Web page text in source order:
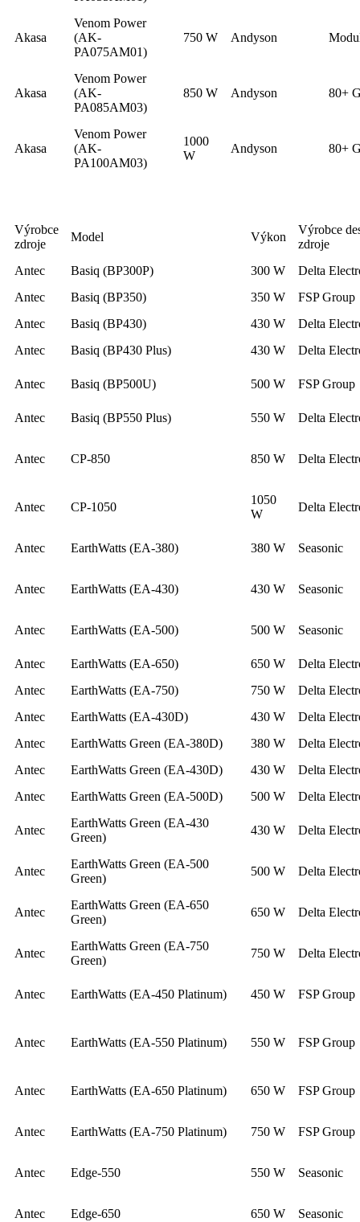
Akasa
Venom Power
(AK-
PA075AM01)
750 W Andyson
Akasa
Venom Power
(AK-
PA085AM03)
850 W Andyson 80+
Akasa
Venom Power
(AK-
PA100AM03)
1000
W
Andyson 80+
Výrobce
zdroje
Model Výkon
Výrobce
zdroje
Antec
Basiq (BP300P) 300 W
Delta
Antec
Basiq (BP350) 350 W
FSP Group
Antec
Basiq (BP430) 430 W
Delta
Antec
Basiq (BP430 Plus) 430 W Delta
Antec Basiq (BP500U) 500 W FSP Group
Antec Basiq (BP550 Plus) 550 W Delta
Antec CP-850 850 W Delta
Antec CP-1050
1050
W
Delta
Antec EarthWatts (EA-380) 380 W Seasonic
Antec EarthWatts (EA-430) 430 W Seasonic
Antec EarthWatts (EA-500) 500 W Seasonic
Antec EarthWatts (EA-650) 650 W
Delta
Antec
EarthWatts (EA-750) 750 W
Delta
Antec
EarthWatts (EA-430D) 430 W
Delta
Antec
EarthWatts Green (EA-380D) 380 W
Delta
Antec
EarthWatts Green (EA-430D) 430 W
Delta
Antec
EarthWatts Green (EA-500D) 500 W Delta
Antec
EarthWatts Green (EA-430
Green)
430 W Delta
Antec
EarthWatts Green (EA-500
Green)
500 W Delta
Antec
EarthWatts Green (EA-650
Green)
650 W Delta
Antec
EarthWatts Green (EA-750
Green)
750 W Delta
Antec EarthWatts (EA-450 Platinum) 450 W FSP Group
Antec EarthWatts (EA-550 Platinum) 550 W FSP Group
Antec EarthWatts (EA-650 Platinum) 650 W FSP Group
Antec EarthWatts (EA-750 Platinum) 750 W FSP Group
Antec Edge-550 550 W Seasonic
Antec Edge-650 650 W Seasonic